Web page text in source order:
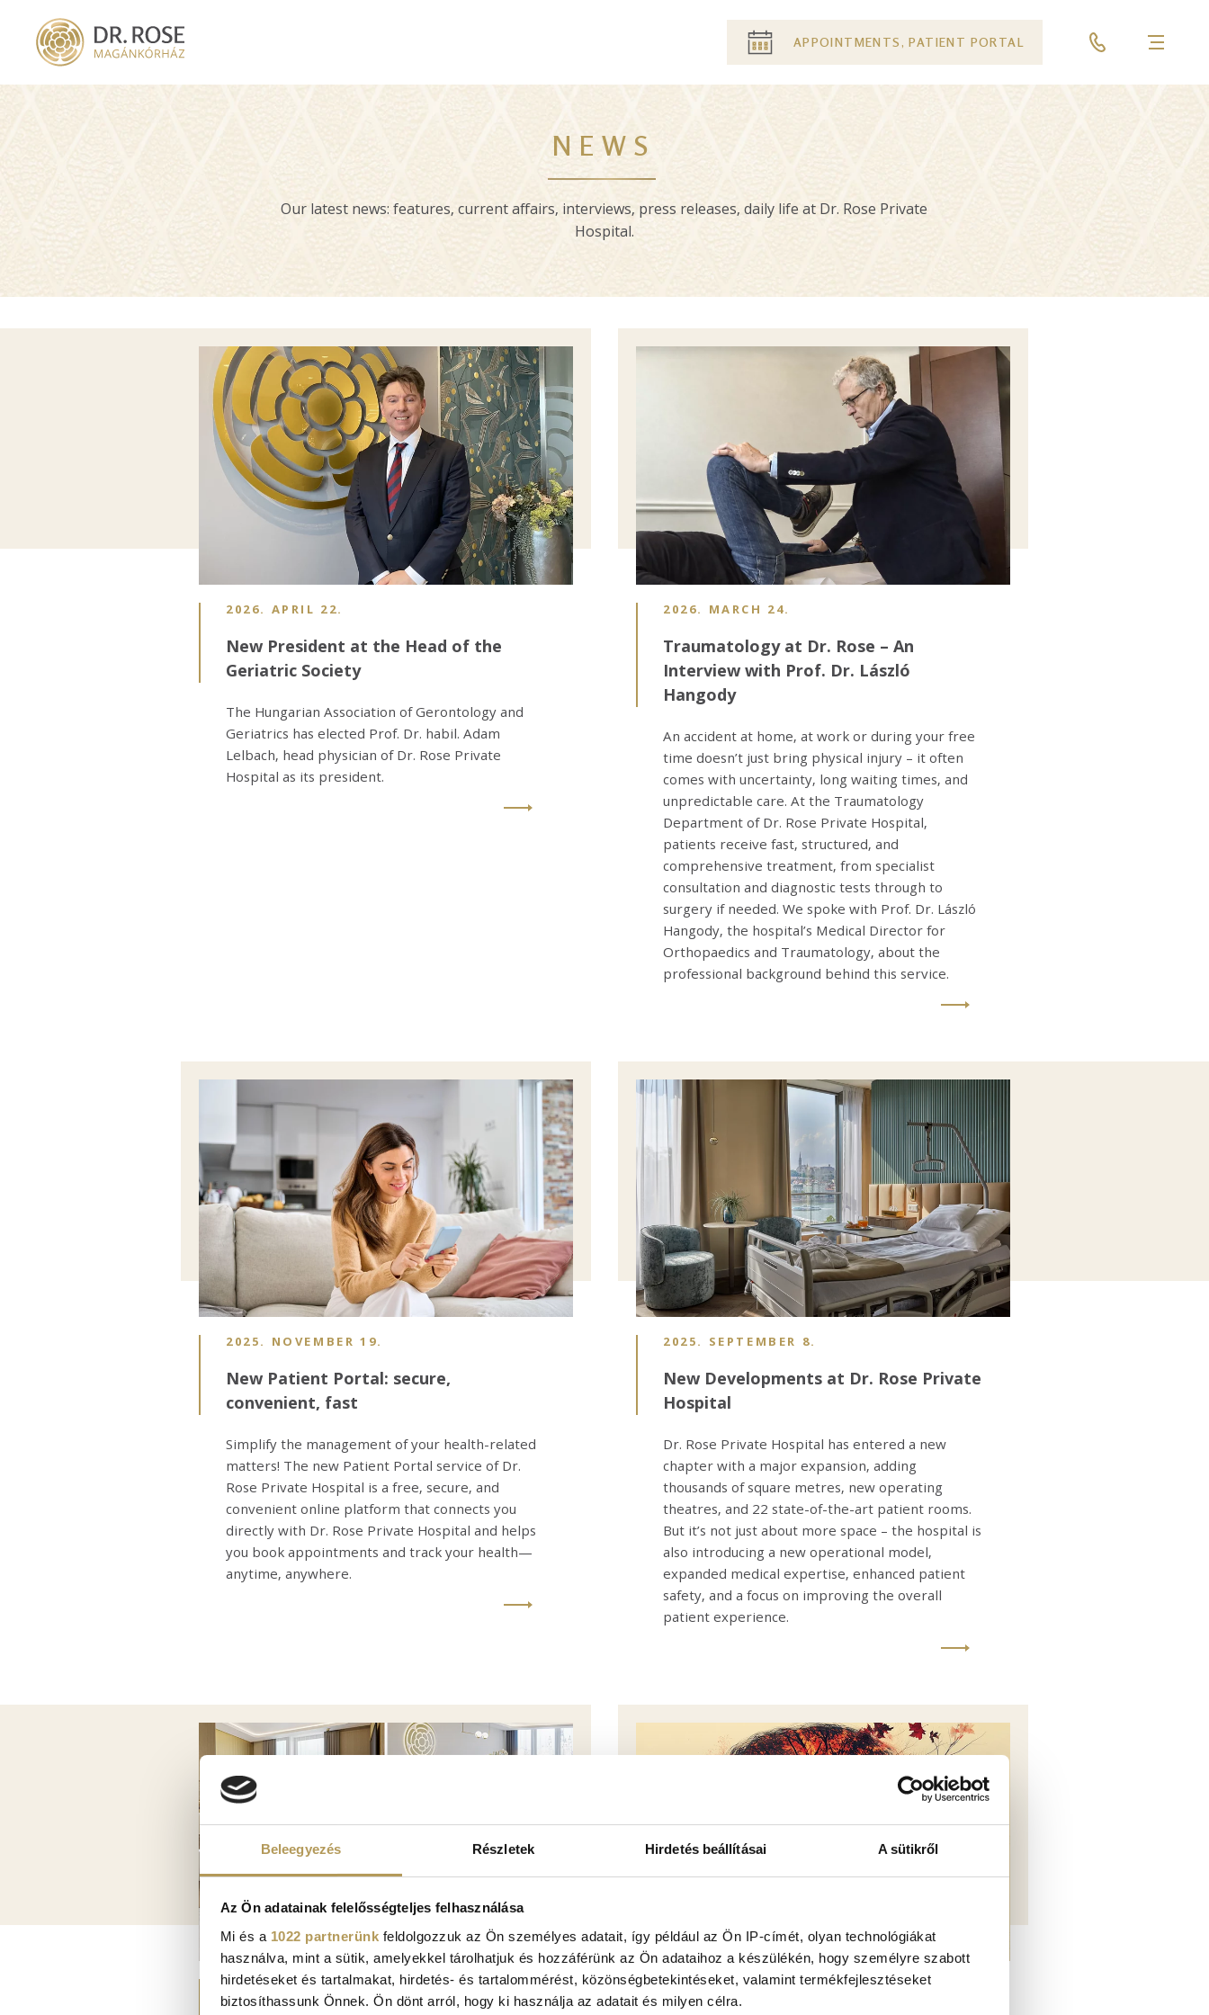
Beleegyezés Részletek Hirdetés beállításai A sütikről
Az Ön adatainak felelősségteljes felhasználása
Mi és a 1022 partnerünk feldolgozzuk az Ön személyes adatait, így például az Ön IP-címét, olyan technológiákat
használva, mint a sütik, amelyekkel tárolhatjuk és hozzáférünk az Ön adataihoz a készülékén, hogy személyre szabott
hirdetéseket és tartalmakat, hirdetés- és tartalommérést, közönségbetekintéseket, valamint termékfejlesztéseket
biztosíthassunk Önnek. Ön dönt arról, hogy ki használja az adatait és milyen célra.
Pre
header
APPOINTMENTS, PATIENT PORTAL
NEWS
Our latest news: features, current affairs, interviews, press releases, daily life at Dr. Rose Private
Hospital.
Image
2026. APRIL 22.
New President at the Head of the
Geriatric Society
The Hungarian Association of Gerontology and
Geriatrics has elected Prof. Dr. habil. Adam
Lelbach, head physician of Dr. Rose Private
Hospital as its president.
Image
2026. MARCH 24.
Traumatology at Dr. Rose – An
Interview with Prof. Dr. László
Hangody
An accident at home, at work or during your free
time doesn’t just bring physical injury – it often
comes with uncertainty, long waiting times, and
unpredictable care. At the Traumatology
Department of Dr. Rose Private Hospital,
patients receive fast, structured, and
comprehensive treatment, from specialist
consultation and diagnostic tests through to
surgery if needed. We spoke with Prof. Dr. László
Hangody, the hospital’s Medical Director for
Orthopaedics and Traumatology, about the
professional background behind this service.
2025. NOVEMBER 19.
New Patient Portal: secure,
convenient, fast
Simplify the management of your health-related
matters! The new Patient Portal service of Dr.
Rose Private Hospital is a free, secure, and
convenient online platform that connects you
directly with Dr. Rose Private Hospital and helps
you book appointments and track your health—
anytime, anywhere.
Image
2025. SEPTEMBER 8.
New Developments at Dr. Rose Private
Hospital
Dr. Rose Private Hospital has entered a new
chapter with a major expansion, adding
thousands of square metres, new operating
theatres, and 22 state-of-the-art patient rooms.
But it’s not just about more space – the hospital is
also introducing a new operational model,
expanded medical expertise, enhanced patient
safety, and a focus on improving the overall
patient experience.
Image
2025. JUNE 18. 2025. MARCH 5.